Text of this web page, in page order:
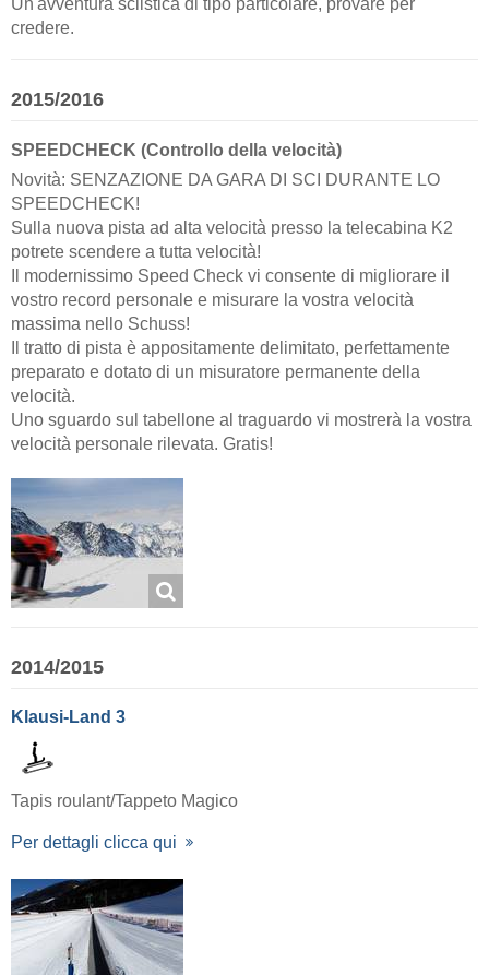
Un'avventura sciistica di tipo particolare, provare per
credere.
2015/2016
SPEEDCHECK (Controllo della velocità)
Novità: SENZAZIONE DA GARA DI SCI DURANTE LO
SPEEDCHECK!
Sulla nuova pista ad alta velocità presso la telecabina K2
potrete scendere a tutta velocità!
Il modernissimo Speed Check vi consente di migliorare il
vostro record personale e misurare la vostra velocità
massima nello Schuss!
Il tratto di pista è appositamente delimitato, perfettamente
preparato e dotato di un misuratore permanente della
velocità.
Uno sguardo sul tabellone al traguardo vi mostrerà la vostra
velocità personale rilevata. Gratis!
2014/2015
Klausi-Land 3
Tapis roulant/Tappeto Magico
Per dettagli clicca qui